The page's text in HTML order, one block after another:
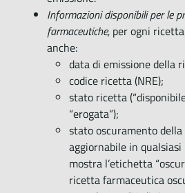
Informazioni disponibili per le
farmaceutiche, per ogni
anche:
data di emissione della
codice ricetta (NRE);
stato ricetta
“erogata”);
stato oscuramento
aggiornabile in
mostra l’etichetta
ricetta farmaceutica